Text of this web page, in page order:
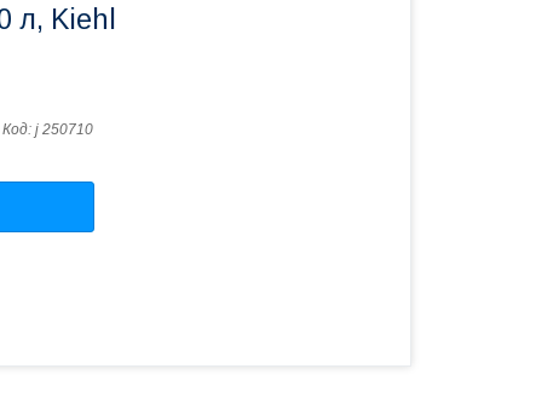
л, Kiehl
Код: j 250710